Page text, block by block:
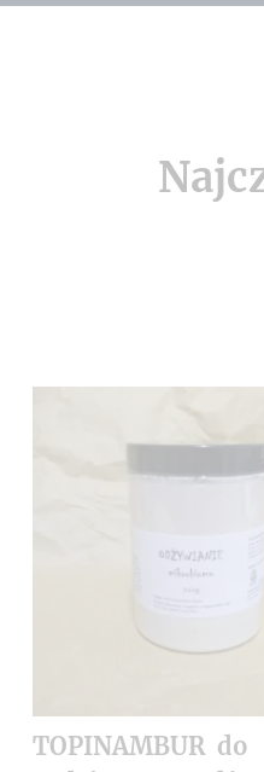
TOPINAMBUR do